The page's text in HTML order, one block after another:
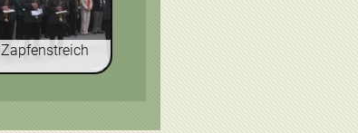
Zapfenstreich